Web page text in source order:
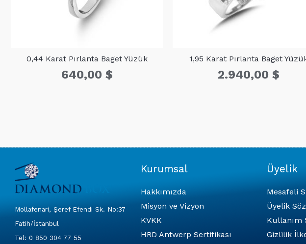
0,44 Karat Pırlanta Baget Yüzük
640,00 $
1,95 Karat Pırlanta Baget
2.940,00 $
Mollafenari, Şeref Efendi Sk. No:37
Fatih/İstanbul
Tel: 0 850 304 77 55
Kurumsal
Hakkımızda
Misyon ve Vizyon
KVKK
HRD Antwerp Sertifikası
Üyelik
Mesafeli
Üyelik
Kullanım
Gizlilik